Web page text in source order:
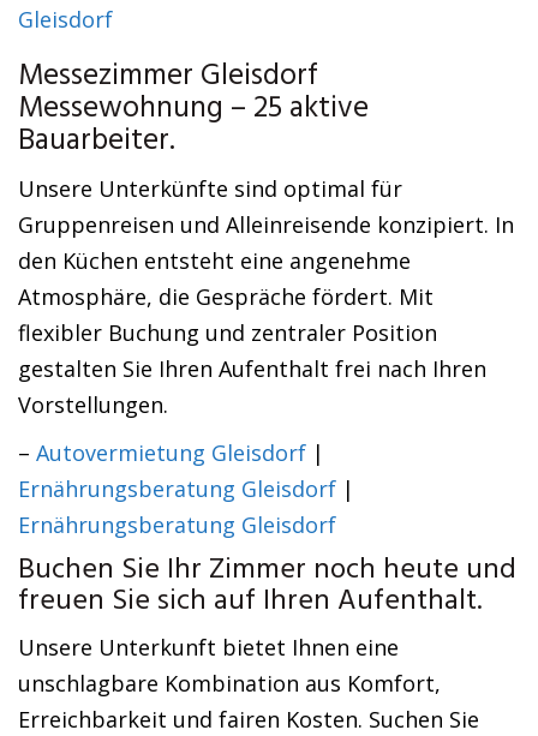
Gleisdorf
Messezimmer Gleisdorf
Messewohnung – 25 aktive
Bauarbeiter.
Unsere Unterkünfte sind optimal für
Gruppenreisen und Alleinreisende konzipiert. In
den Küchen entsteht eine angenehme
Atmosphäre, die Gespräche fördert. Mit
flexibler Buchung und zentraler Position
gestalten Sie Ihren Aufenthalt frei nach Ihren
Vorstellungen.
– Autovermietung Gleisdorf |
Ernährungsberatung Gleisdorf |
Ernährungsberatung Gleisdorf
Buchen Sie Ihr Zimmer noch heute und
freuen Sie sich auf Ihren Aufenthalt.
Unsere Unterkunft bietet Ihnen eine
unschlagbare Kombination aus Komfort,
Erreichbarkeit und fairen Kosten. Suchen Sie